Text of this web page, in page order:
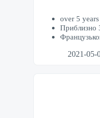
over 5
Приблизно
2021-05-